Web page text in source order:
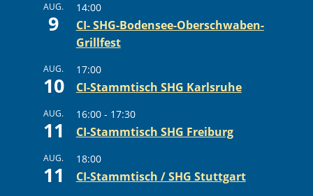
AUG.
9
14:00
CI- SHG-Bodensee-Oberschwaben-
Grillfest
AUG.
10
17:00
CI-Stammtisch SHG Karlsruhe
AUG.
11
16:00- 17:30
CI-Stammtisch SHG Freiburg
AUG.
11
18:00
CI-Stammtisch / SHG Stuttgart